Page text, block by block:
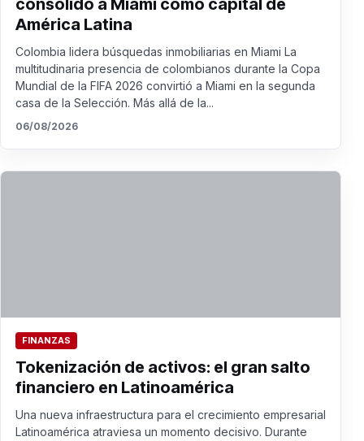
América Latina
Colombia lidera búsquedas inmobiliarias en Miami La
multitudinaria presencia de colombianos durante la Copa
Mundial de la FIFA 2026 convirtió a Miami en la segunda
casa de la Selección. Más allá de la...
06/08/2026
FINANZAS
Tokenización de activos: el gran salto
financiero en Latinoamérica
Una nueva infraestructura para el crecimiento empresarial
Latinoamérica atraviesa un momento decisivo. Durante